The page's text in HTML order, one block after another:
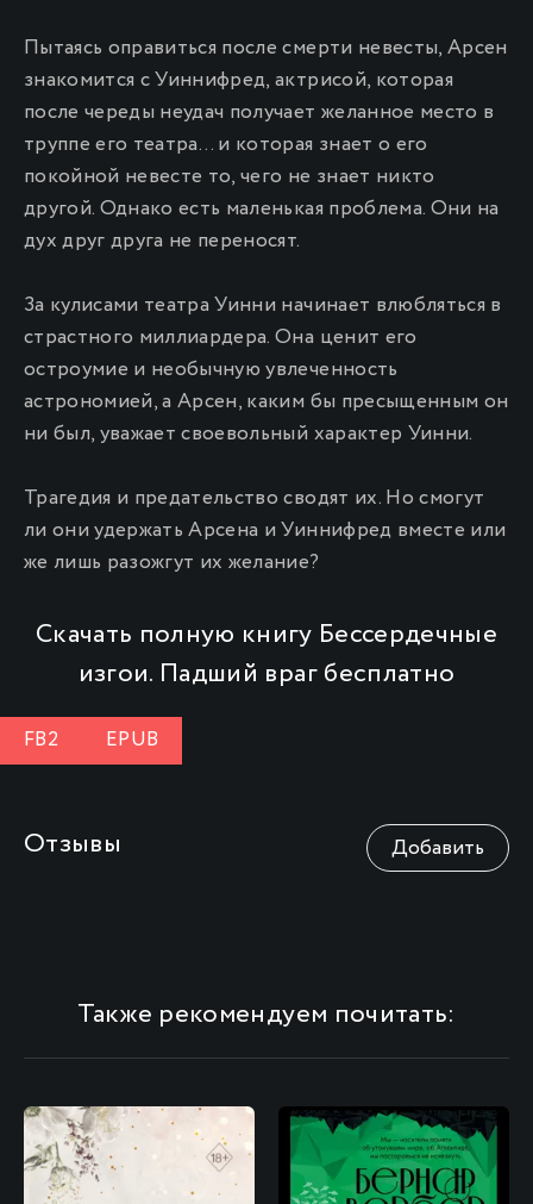
Пытаясь оправиться после смерти невесты, Арсен
знакомится с Уиннифред, актрисой, которая
после череды неудач получает желанное место в
труппе его театра… и которая знает о его
покойной невесте то, чего не знает никто
другой. Однако есть маленькая проблема. Они на
дух друг друга не переносят.
За кулисами театра Уинни начинает влюбляться в
страстного миллиардера. Она ценит его
остроумие и необычную увлеченность
астрономией, а Арсен, каким бы пресыщенным он
ни был, уважает своевольный характер Уинни.
Трагедия и предательство сводят их. Но смогут
ли они удержать Арсена и Уиннифред вместе или
же лишь разожгут их желание?
Скачать полную книгу Бессердечные
изгои. Падший враг бесплатно
FB2 EPUB
Отзывы Добавить
Также рекомендуем почитать: